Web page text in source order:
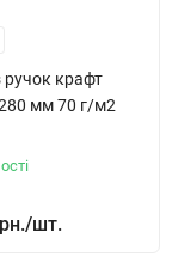
ручок крафт
мм 70 г/м2